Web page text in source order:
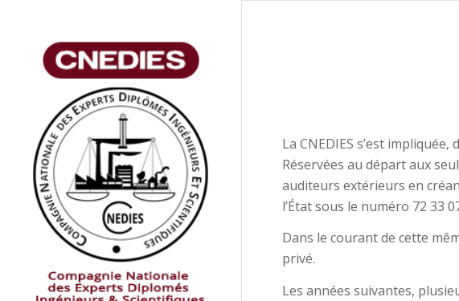
La CNEDIES s’est
Réservées au départ aux
auditeurs extérieurs en
l’État sous le numéro 72 33
Dans le courant de cette
privé.
Les années suivantes,